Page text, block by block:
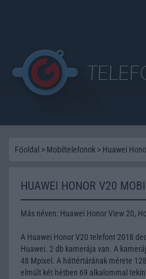
Főoldal > Mobiltelefonok > Huawei
HUAWEI HONOR V20
Más néven: Huawei Honor View 20,
A Huawei Honor V20 telefont 2018
Huawei. 2 db kamerája van. A
48 Mpixel. A háttértárának mérete
elmúlt két hétben 69 alkalommal